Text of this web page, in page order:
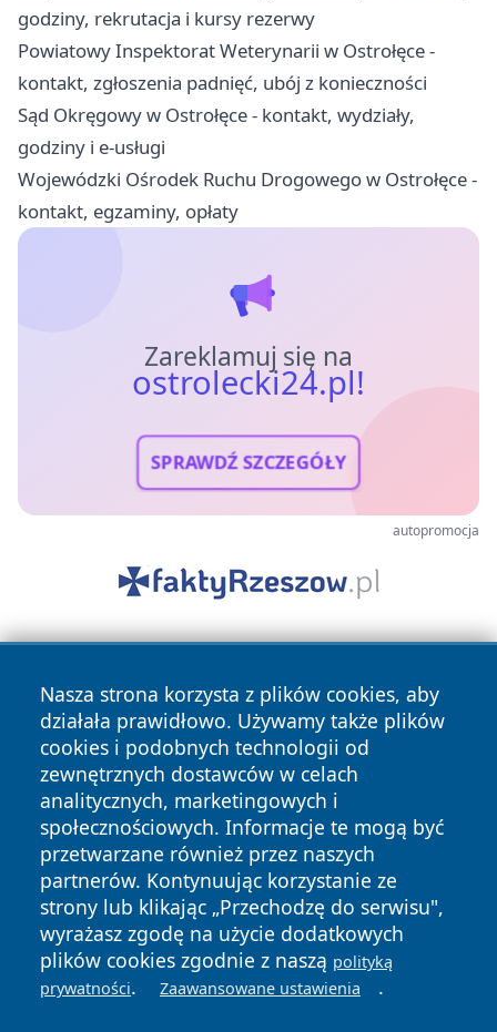
godziny, rekrutacja i kursy rezerwy
Powiatowy Inspektorat Weterynarii w Ostrołęce -
kontakt, zgłoszenia padnięć, ubój z konieczności
Sąd Okręgowy w Ostrołęce - kontakt, wydziały,
godziny i e-usługi
Wojewódzki Ośrodek Ruchu Drogowego w Ostrołęce -
kontakt, egzaminy, opłaty
Zareklamuj się na
ostrolecki24.pl!
SPRAWDŹ SZCZEGÓŁY
autopromocja
Nasza strona korzysta z plików cookies, aby
działała prawidłowo. Używamy także plików
cookies i podobnych technologii od
zewnętrznych dostawców w celach
analitycznych, marketingowych i
społecznościowych. Informacje te mogą być
przetwarzane również przez naszych
partnerów. Kontynuując korzystanie ze
strony lub klikając „Przechodzę do serwisu",
wyrażasz zgodę na użycie dodatkowych
plików cookies zgodnie z naszą polityką
prywatności. Zaawansowane ustawienia .
Copyright © 2026 ostrolecki24.pl Wszystkie prawa
zastrzeżone.
News Autorzy
Polityka
Prywatności
Polityka
Cookies